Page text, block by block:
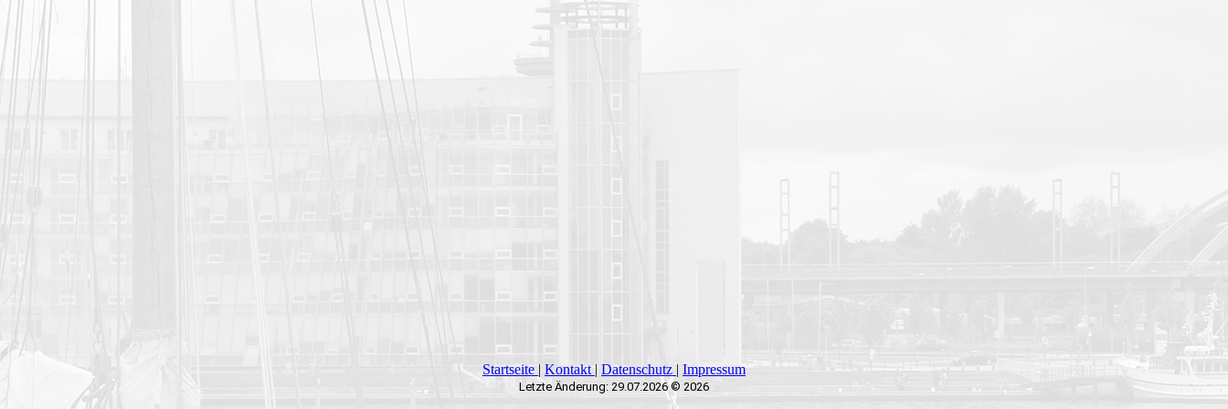
Startseite | Kontakt | Daten­schutz | Impressum
Letzte Änderung: 29.07.2026 © 2026